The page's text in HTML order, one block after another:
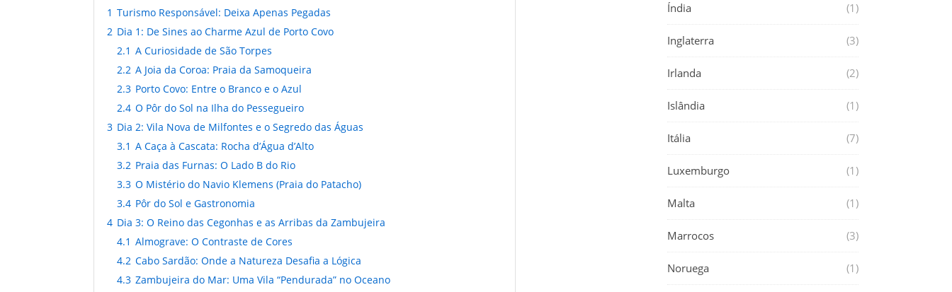
1 Turismo Responsável: Deixa Apenas Pegadas
2 Dia 1: De Sines ao Charme Azul de Porto Covo
2.1 A Curiosidade de São Torpes
2.2 A Joia da Coroa: Praia da Samoqueira
2.3 Porto Covo: Entre o Branco e o Azul
2.4 O Pôr do Sol na Ilha do Pessegueiro
3 Dia 2: Vila Nova de Milfontes e o Segredo das Águas
3.1 A Caça à Cascata: Rocha d’Água d’Alto
3.2 Praia das Furnas: O Lado B do Rio
3.3 O Mistério do Navio Klemens (Praia do Patacho)
3.4 Pôr do Sol e Gastronomia
4 Dia 3: O Reino das Cegonhas e as Arribas da Zambujeira
4.1 Almograve: O Contraste de Cores
4.2 Cabo Sardão: Onde a Natureza Desafia a Lógica
4.3 Zambujeira do Mar: Uma Vila “Pendurada” no Oceano
Índia (1)
Inglaterra (3)
Irlanda (2)
Islândia (1)
Itália (7)
Luxemburgo (1)
Malta (1)
Marrocos (3)
Noruega (1)